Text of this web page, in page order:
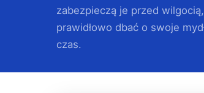
zabezpieczą je przed
prawidłowo dbać o swoje
czas.